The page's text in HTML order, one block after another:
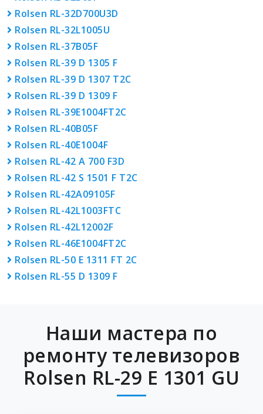
Rolsen RL-32D700U3D
Rolsen RL-32L1005U
Rolsen RL-37B05F
Rolsen RL-39 D 1305 F
Rolsen RL-39 D 1307 T2C
Rolsen RL-39 D 1309 F
Rolsen RL-39E1004FT2C
Rolsen RL-40B05F
Rolsen RL-40E1004F
Rolsen RL-42 A 700 F3D
Rolsen RL-42 S 1501 F T2C
Rolsen RL-42A09105F
Rolsen RL-42L1003FTC
Rolsen RL-42L12002F
Rolsen RL-46E1004FT2C
Rolsen RL-50 E 1311 FT 2C
Rolsen RL-55 D 1309 F
Наши мастера по
ремонту телевизоров
Rolsen RL-29 E 1301 GU